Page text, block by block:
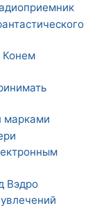
Конем
марками
Вэдро